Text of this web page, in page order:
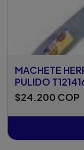
MACHETE
PULIDO
$24.200 COP